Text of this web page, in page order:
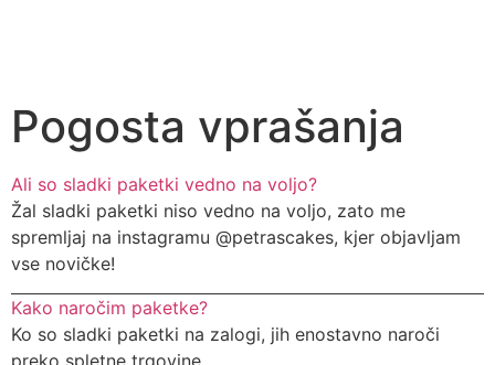
Pogosta vprašanja
Ali so sladki paketki vedno na voljo?
Žal sladki paketki niso vedno na voljo, zato me
spremljaj na instagramu @petrascakes, kjer objavljam
vse novičke!
Kako naročim paketke?
Ko so sladki paketki na zalogi, jih enostavno naroči
preko spletne trgovine.